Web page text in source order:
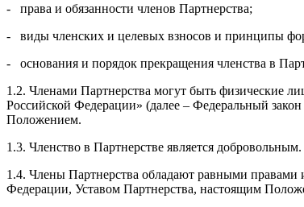
- права и обязанности членов Партнерства;
- виды членских и целевых взносов и принципы
- основания и порядок прекращения членства в
1.2. Членами Партнерства могут быть физические
Российской Федерации» (далее – Федеральный
Положением.
1.3. Членство в Партнерстве является
1.4. Члены Партнерства обладают равными
Федерации, Уставом Партнерства, настоящим